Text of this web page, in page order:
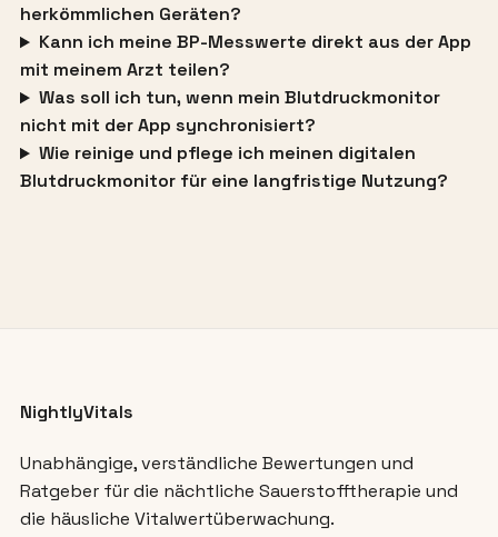
herkömmlichen Geräten?
Kann ich meine BP-Messwerte direkt aus der App
mit meinem Arzt teilen?
Was soll ich tun, wenn mein Blutdruckmonitor
nicht mit der App synchronisiert?
Wie reinige und pflege ich meinen digitalen
Blutdruckmonitor für eine langfristige Nutzung?
NightlyVitals
Unabhängige, verständliche Bewertungen und
Ratgeber für die nächtliche Sauerstofftherapie und
die häusliche Vitalwertüberwachung.